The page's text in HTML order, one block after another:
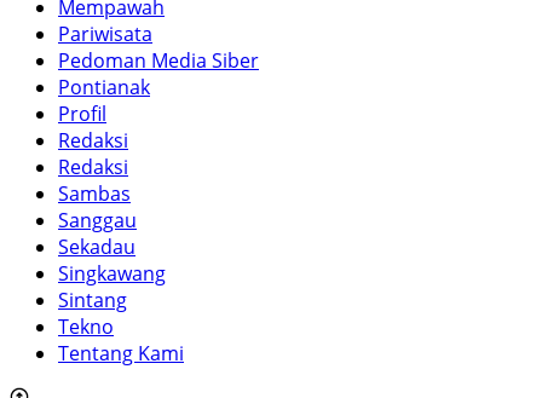
Mempawah
Pariwisata
Pedoman Media Siber
Pontianak
Profil
Redaksi
Redaksi
Sambas
Sanggau
Sekadau
Singkawang
Sintang
Tekno
Tentang Kami